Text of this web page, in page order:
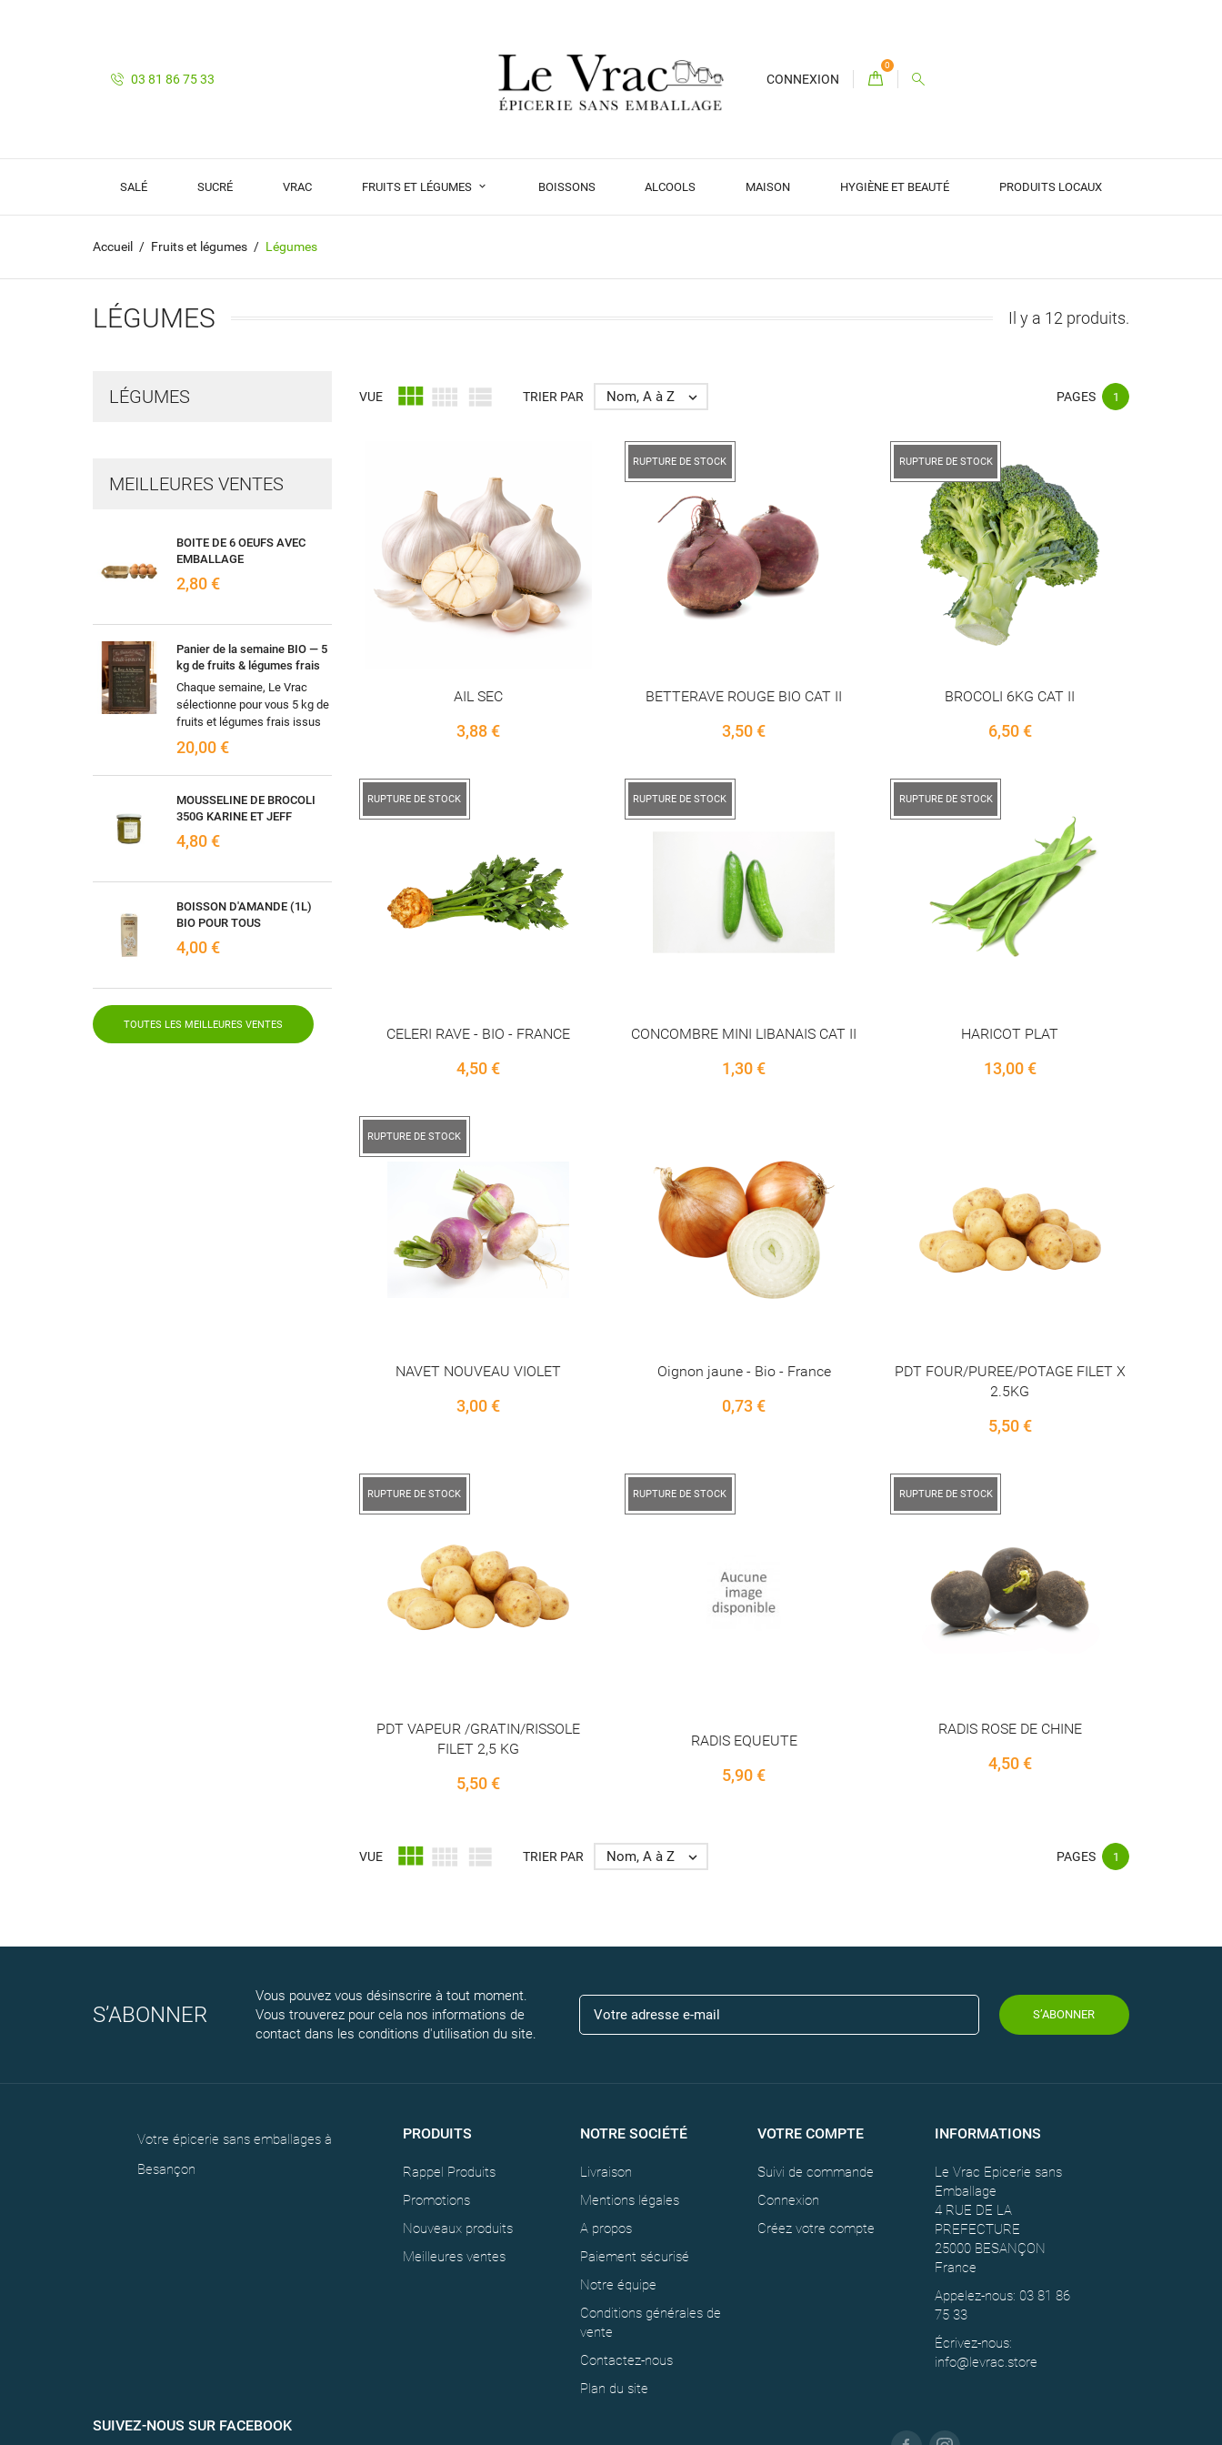
03 81 86 75 33 CONNEXION
0
SALÉ SUCRÉ VRAC FRUITS ET LÉGUMES BOISSONS ALCOOLS MAISON HYGIÈNE ET BEAUTÉ PRODUITS LOCAUX
Accueil Fruits et légumes Légumes
LÉGUMES Il y a 12 produits.
LÉGUMES
MEILLEURES VENTES
BOITE DE 6 OEUFS AVEC
EMBALLAGE
2,80 €
Panier de la semaine BIO — 5
kg de fruits & légumes frais
Chaque semaine, Le Vrac
sélectionne pour vous 5 kg de
fruits et légumes frais issus
de l'agriculture biologique,
selon les arrivages et la...
20,00 €
MOUSSELINE DE BROCOLI
350G KARINE ET JEFF
4,80 €
BOISSON D'AMANDE (1L)
BIO POUR TOUS
4,00 €
TOUTES LES MEILLEURES VENTES
VUE    TRIER PAR Nom, A à Z  PAGES 1
AIL SEC
Price
3,88 €
RUPTURE DE STOCK
BETTERAVE ROUGE BIO CAT II
Price
3,50 €
RUPTURE DE STOCK
BROCOLI 6KG CAT II
Price
6,50 €
RUPTURE DE STOCK
CELERI RAVE - BIO - FRANCE
Price
4,50 €
RUPTURE DE STOCK
CONCOMBRE MINI LIBANAIS CAT II
Price
1,30 €
RUPTURE DE STOCK
HARICOT PLAT
Price
13,00 €
RUPTURE DE STOCK
NAVET NOUVEAU VIOLET
Price
3,00 €
Oignon jaune - Bio - France
Price
0,73 €
PDT FOUR/PUREE/POTAGE FILET X
2.5KG
Price
5,50 €
RUPTURE DE STOCK
PDT VAPEUR /GRATIN/RISSOLE
FILET 2,5 KG
Price
5,50 €
RUPTURE DE STOCK
RADIS EQUEUTE
Price
5,90 €
RUPTURE DE STOCK
RADIS ROSE DE CHINE
Price
4,50 €
VUE    TRIER PAR Nom, A à Z  PAGES 1
S’ABONNER
Vous pouvez vous désinscrire à tout moment.
Vous trouverez pour cela nos informations de
contact dans les conditions d'utilisation du site.
S’ABONNER
Votre épicerie sans emballages à
Besançon
PRODUITS
Rappel Produits
Promotions
Nouveaux produits
Meilleures ventes
NOTRE SOCIÉTÉ
Livraison
Mentions légales
A propos
Paiement sécurisé
Notre équipe
Conditions générales de
vente
Contactez-nous
Plan du site
VOTRE COMPTE
Suivi de commande
Connexion
Créez votre compte
INFORMATIONS
Le Vrac Epicerie sans
Emballage
4 RUE DE LA
PREFECTURE
25000 BESANÇON
France
Appelez-nous: 03 81 86
75 33
Écrivez-nous:
info@levrac.store
SUIVEZ-NOUS SUR FACEBOOK